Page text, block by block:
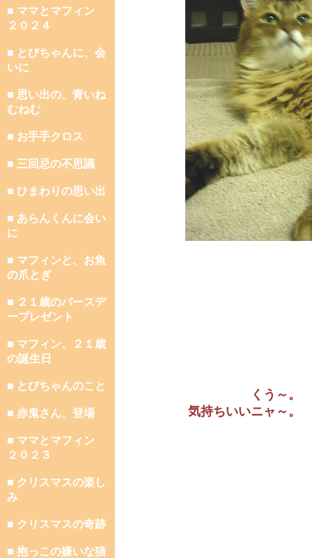
■ ママとマフィン
２０２４
■ とびちゃんに、会
いに
■ 思い出の、青いね
むねむ
■ お手手クロス
■ 三回忌の不思議
■ ひまわりの思い出
■ あらんくんに会い
に
■ マフィンと、お魚
の爪とぎ
■ ２１歳のバースデ
ープレゼント
■ マフィン、２１歳
の誕生日
■ とびちゃんのこと
■ 赤鬼さん、登場
■ ママとマフィン
２０２３
■ クリスマスの楽し
み
■ クリスマスの奇跡
■ 抱っこの嫌いな猫
くう～。
気持ちいいニャ～。